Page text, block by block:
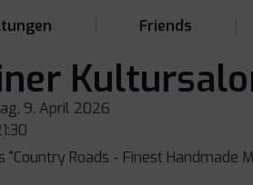
Friends
9. April 2026
"Country Roads - Finest Handmade